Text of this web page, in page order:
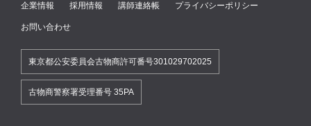
企業情報 採用情報 講師連絡帳 プライバシーポリシー
お問い合わせ
東京都公安委員会古物商許可番号301029702025
古物商警察署受理番号 35PA